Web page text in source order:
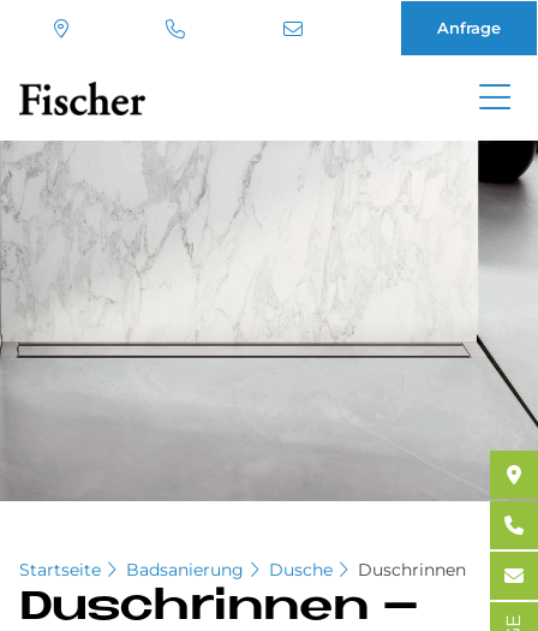
Direkt
zum
Inhalt
Anfrage
Startseite Badsanierung Dusche Duschrinnen
Dusch­rin­nen –